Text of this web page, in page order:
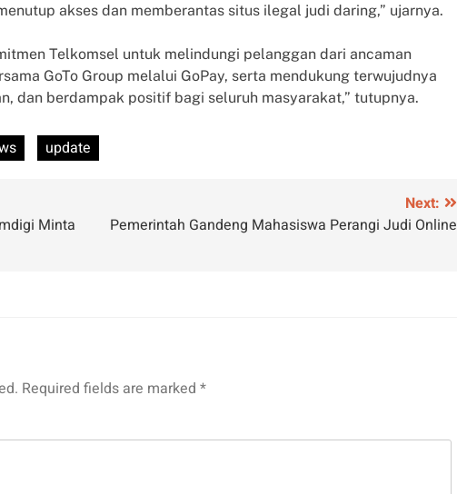
akses dan memberantas situs ilegal judi daring,” ujarnya.
Telkomsel untuk melindungi pelanggan dari ancaman
GoTo Group melalui GoPay, serta mendukung terwujudnya
dan berdampak positif bagi seluruh masyarakat,” tutupnya.
update
Minta
Next:
Pemerintah Gandeng Mahasiswa Perangi Judi Online
Required fields are marked *